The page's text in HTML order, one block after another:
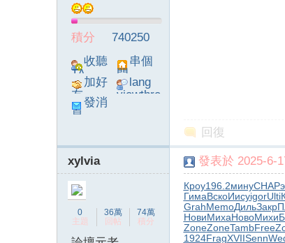
積分
740250
收聽
TA
串個
門
加好
友
lang
viewthre
發消
息
回復
xylvia
0
主題
36萬
回帖
74萬
積分
發表於 2025-6-
Кроу196.2минуCHAP
ГимаВскоИисуigorUlti
GrahMemoДильЗакр
НовиМихаНовоМихи
ZoneZoneTambFree
1924FragXVIISenn